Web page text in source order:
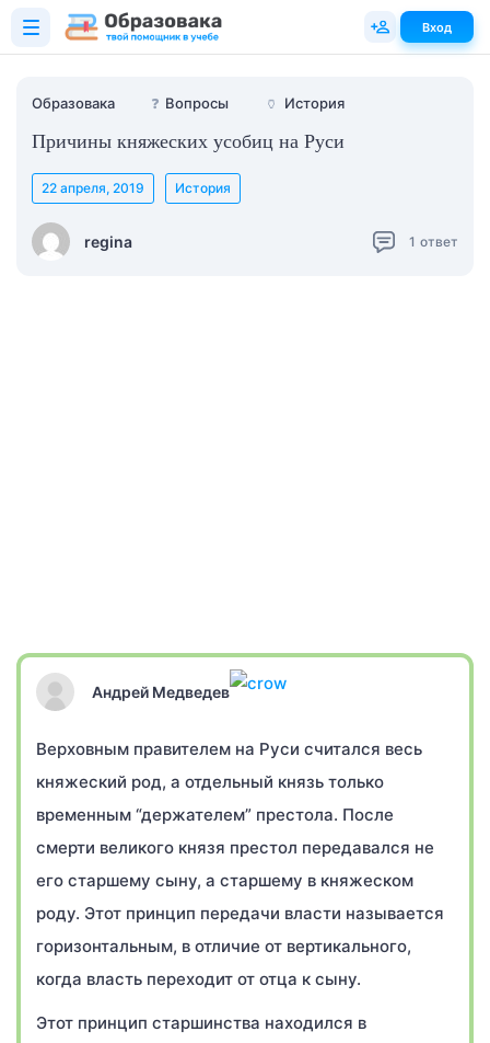
Образовака ❓ Вопросы 🏺 История
Причины княжеских усобиц на Руси
regina
22 апреля, 2019 История
1 ответ
Андрей Медведев
Верховным правителем на Руси считался весь
княжеский род, а отдельный князь только
временным “держателем” престола. После
смерти великого князя престол передавался не
его старшему сыну, а старшему в княжеском
роду. Этот принцип передачи власти называется
горизонтальным, в отличие от вертикального,
когда власть переходит от отца к сыну.
Этот принцип старшинства находился в
Вход